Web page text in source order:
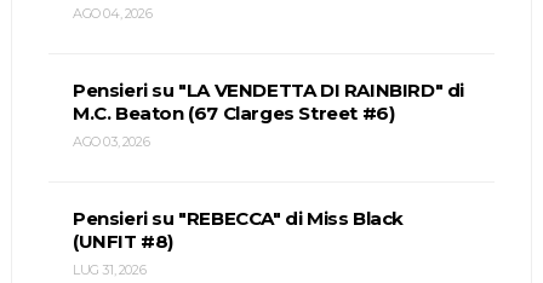
AGO 04, 2026
Pensieri su "LA VENDETTA DI RAINBIRD" di
M.C. Beaton (67 Clarges Street #6)
AGO 03, 2026
Pensieri su "REBECCA" di Miss Black
(UNFIT #8)
LUG 31, 2026